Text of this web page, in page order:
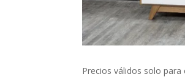
Precios válidos solo para